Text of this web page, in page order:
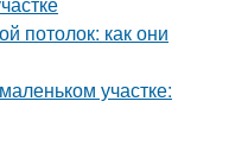
потолок: как они
участке: